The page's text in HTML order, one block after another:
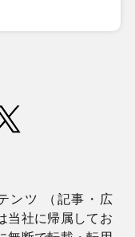
ンツ （記事・広
当社に帰属してお